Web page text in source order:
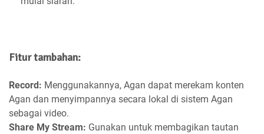
Fitur tambahan:
Record: Menggunakannya, Agan dapat merekam konten
Agan dan menyimpannya secara lokal di sistem Agan
sebagai video.
Share My Stream: Gunakan untuk membagikan tautan